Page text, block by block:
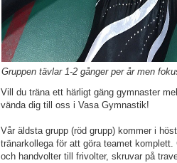
Gruppen tävlar 1-2 gånger per år men
Vill du träna ett härligt gäng gymnaster
vända dig till oss i Vasa Gymnastik!
Vår äldsta grupp (röd grupp) kommer i
tränarkollega för att göra teamet
och handvolter till frivolter, skruvar på